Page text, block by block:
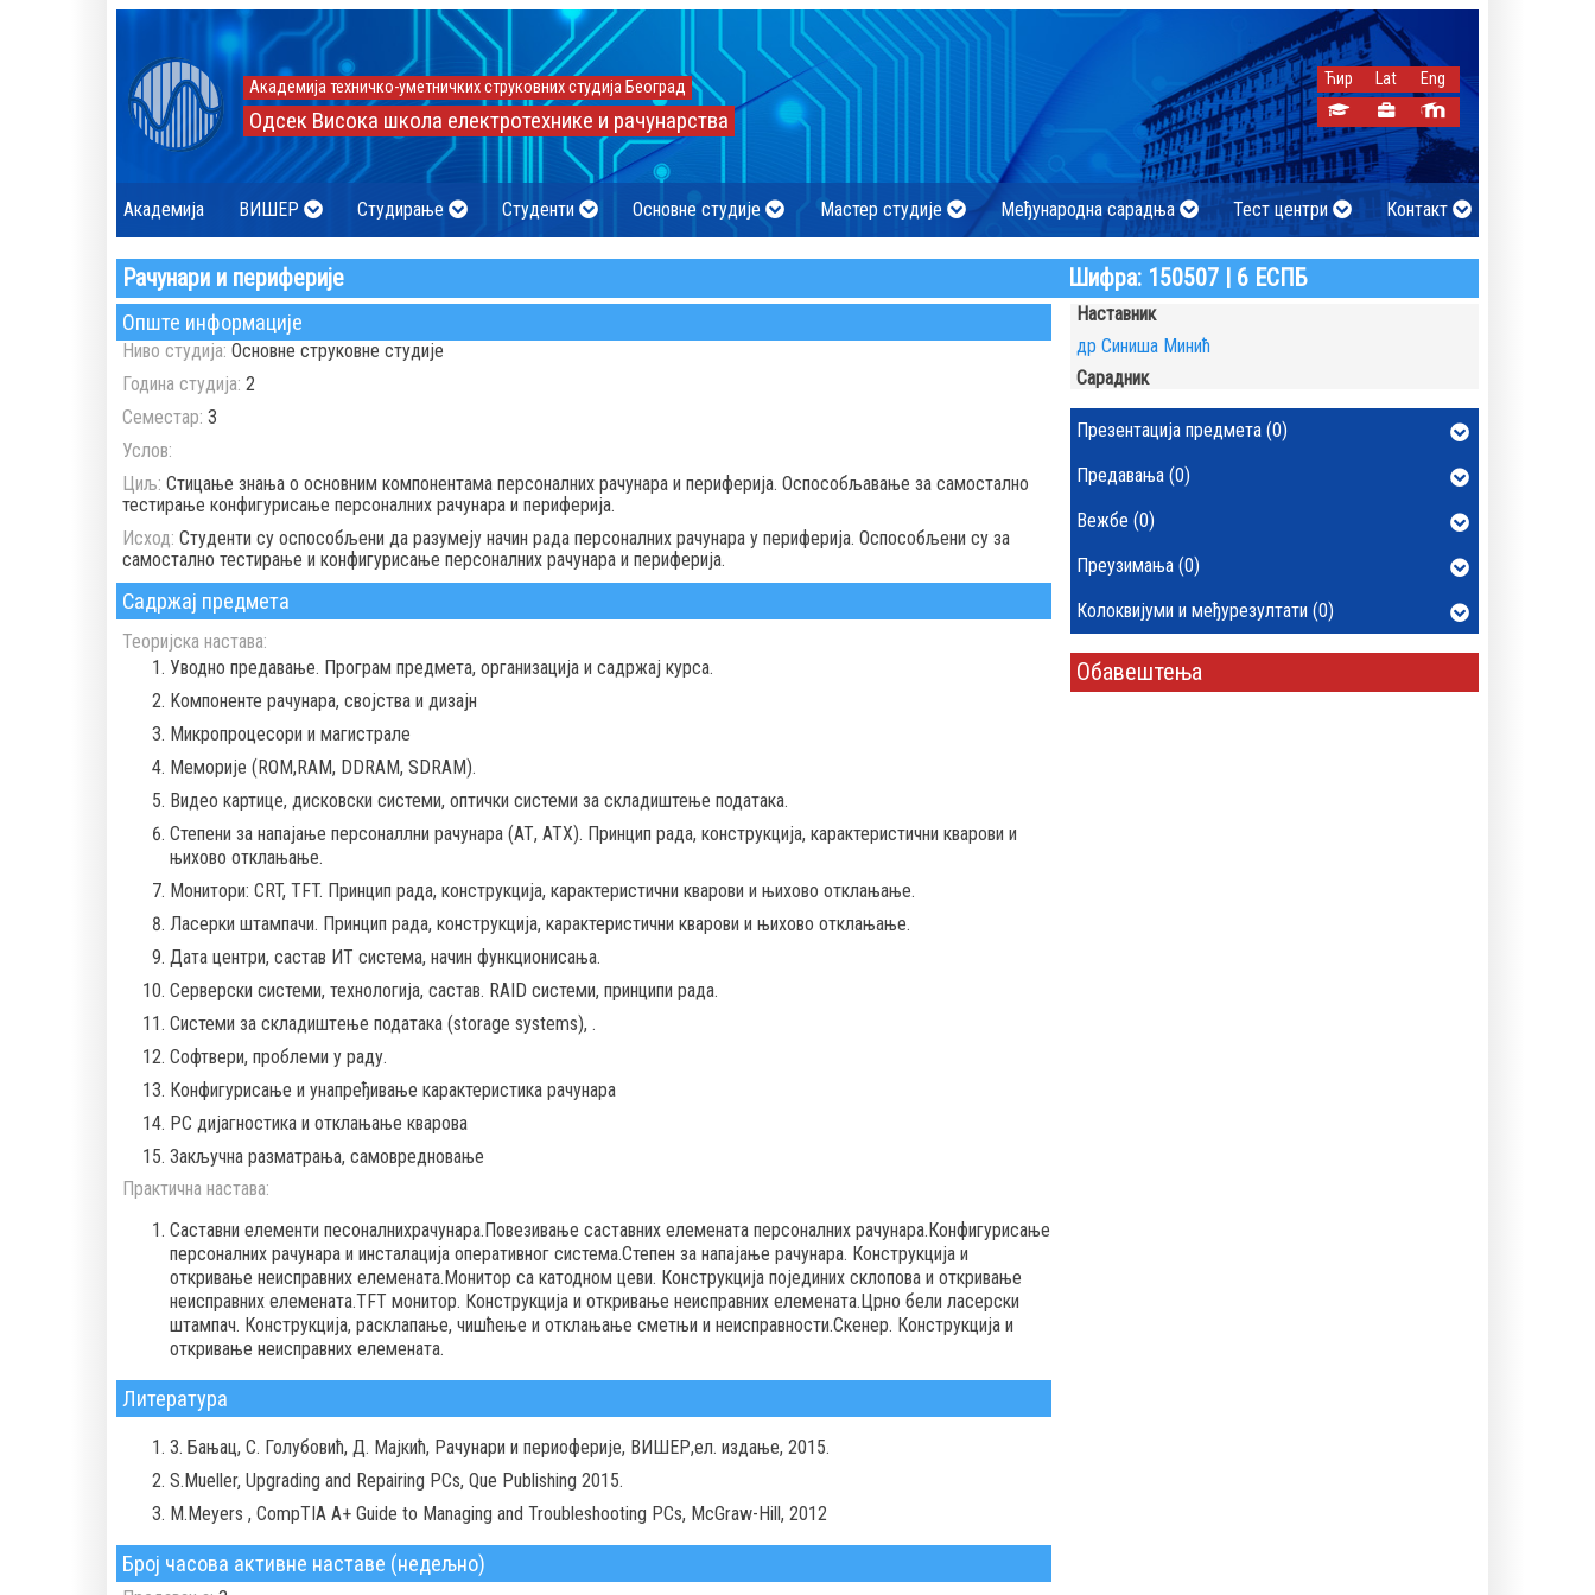
Академија техничко-уметничких струковних студија Београд
Одсек Висока школа електротехнике и рачунарства
Ћир Lat Eng
Академија ВИШЕР Студирање Студенти Основне студије Мастер студије Међународна сарадња Тест центри Контакт
Рачунари и периферије Шифра: 150507 | 6 ЕСПБ
Опште информације
Ниво студија: Основне струковне студије
Година студија: 2
Семестар: 3
Услов:
Циљ: Стицање знања о основним компонентама персоналних рачунара и периферија. Оспособљавање за самостално
тестирање конфигурисање персоналних рачунара и периферија.
Исход: Студенти су оспособљени да разумеју начин рада персоналних рачунара у периферија. Оспособљени су за
самостално тестирање и конфигурисање персоналних рачунара и периферија.
Садржај предмета
Теоријска настава:
Уводно предавање. Програм предмета, организација и садржај курса.
Koмпоненте рачунара, својства и дизајн
Микропроцесори и магистрале
Меморије (ROM,RAM, DDRAM, SDRAM).
Видео картице, дисковски системи, оптички системи за складиштење података.
Степени за напајање персоналлни рачунара (АТ, АТХ). Принцип рада, конструкција, карактеристични кварови и
њихово отклањање.
Монитори: CRT, TFT. Принцип рада, конструкција, карактеристични кварови и њихово отклањање.
Ласерки штампачи. Принцип рада, конструкција, карактеристични кварови и њихово отклањање.
Дата центри, састав ИТ система, начин функционисања.
Серверски системи, технологија, састав. RAID системи, принципи рада.
Системи за складиштeње података (storage systems), .
Софтвери, проблеми у раду.
Конфигурисање и унапређивање карактеристика рачунара
PC дијагностика и отклањање кварова
Закључна разматрања, самовредновање
Практична настава:
Саставни елементи песоналнихрачунара.Повезивање саставних елемената персоналних рачунара.Конфигурисање
персоналних рачунара и инсталација оперативног система.Степен за напајање рачунара. Конструкција и
откривање неисправних елемената.Монитор са катодном цеви. Конструкција појединих склопова и откривање
неисправних елемената.TFT монитор. Конструкција и откривање неисправних елемената.Црно бели ласерски
штампач. Конструкција, расклапање, чишћење и отклањање сметњи и неисправности.Скенер. Конструкција и
откривање неисправних елемената.
Литература
З. Бањац, С. Голубовић, Д. Мајкић, Рачунари и периоферије, ВИШЕР,ел. издање, 2015.
S.Mueller, Upgrading and Repairing PCs, Que Publishing 2015.
M.Meyers , CompTIA A+ Guide to Managing and Troubleshooting PCs, McGraw-Hill, 2012
Број часова активне наставе (недељно)
Наставник
др Синиша Минић
Сарадник
Презентација предмета (0)
Предавања (0)
Вежбе (0)
Преузимања (0)
Колоквијуми и међурезултати (0)
Обавештења